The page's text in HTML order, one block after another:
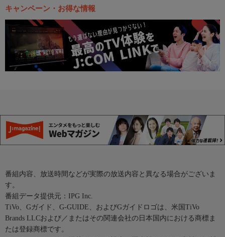
キャンペーン・お得な情報
番組内容、放送時間などが実際の放送内容と異なる場合がございま
す。
番組データ提供元：IPG Inc.
TiVo、Gガイド、G-GUIDE、およびGガイドロゴは、米国TiVo
Brands LLCおよび／またはその関連会社の日本国内における商標ま
たは登録商標です。